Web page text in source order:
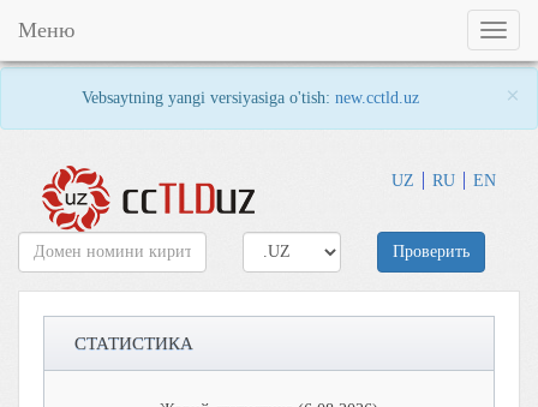
Vebsaytning yangi versiyasiga o'tish: new.cctld.uz ×
UZ RU EN
Toggle
Меню
Проверить
СТАТИСТИКА